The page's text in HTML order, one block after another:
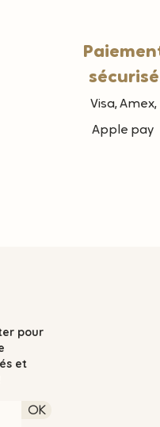
sécurisé
Visa, Amex,
Apple pay
pour
et
OK